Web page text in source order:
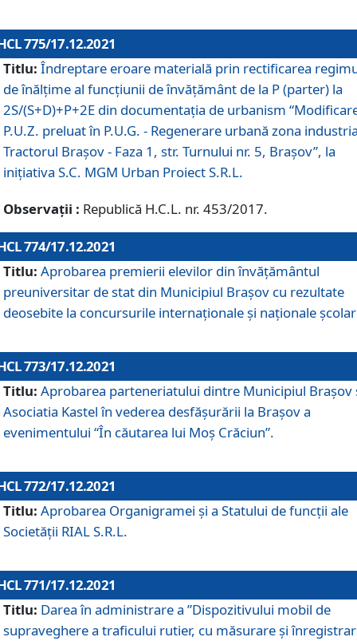
775/17.12.2021
Titlu: Îndreptare eroare materială prin rectificarea
de înălţime al funcţiunii de învăţământ de la P (parter) la
2S/(S+D)+P+2E din documentaţia de urbanism
P.U.Z. preluat în P.U.G. - Regenerare urbană zona
Tractorul Braşov - Faza 1, str. Turnului nr. 5, Braşov”, la
iniţiativa S.C. MGM Urban Proiect S.R.L.
Observații : Republică H.C.L. nr. 453/2017.
774/17.12.2021
Titlu: Aprobarea premierii elevilor din învățământul
preuniversitar de stat din Municipiul Brașov cu rezultate
deosebite la concursurile internaționale și naționale
773/17.12.2021
Titlu: Aprobarea parteneriatului dintre Municipiul Brașov
Asociatia Kastel în vederea desfăşurării la Brașov a
evenimentului “În căutarea lui Moș Crăciun”.
772/17.12.2021
Titlu: Aprobarea Organigramei şi a Statului de funcţii ale
Societăţii RIAL S.R.L.
771/17.12.2021
Titlu: Darea în administrare a ”Dispozitivului mobil de
supraveghere a traficului rutier, cu măsurare și